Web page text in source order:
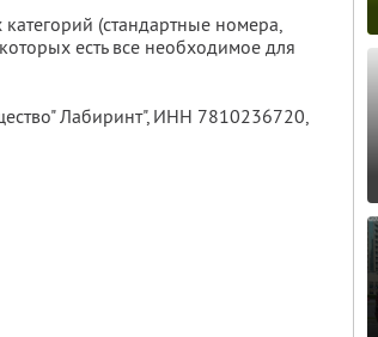
(стандартные номера,
есть все необходимое для
Лабиринт",ИНН 7810236720,